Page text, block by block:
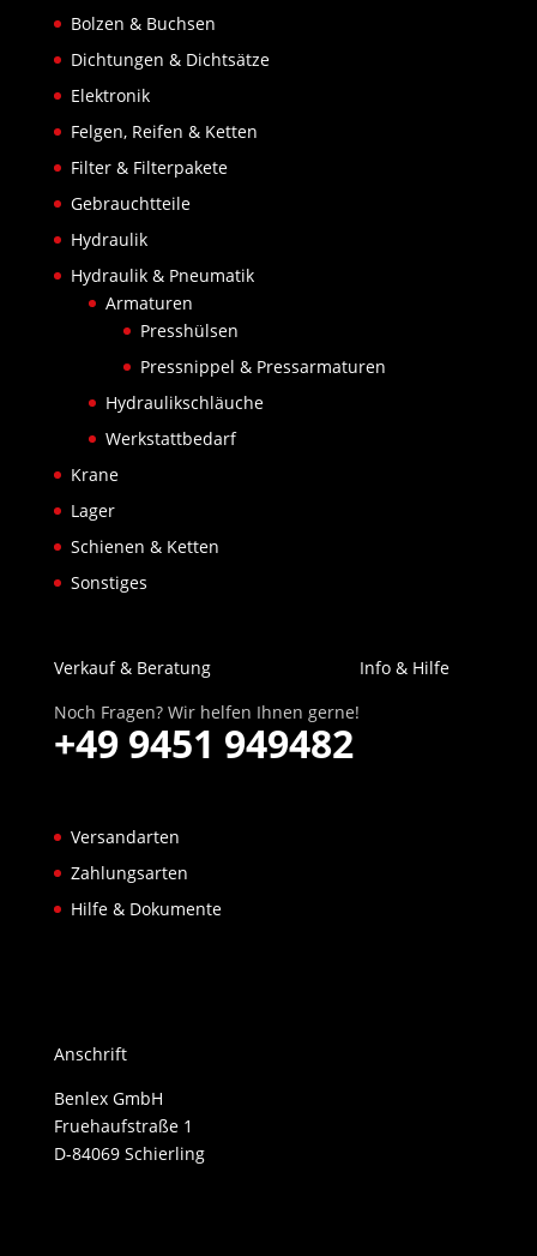
Bolzen & Buchsen
Dichtungen & Dichtsätze
Elektronik
Felgen, Reifen & Ketten
Filter & Filterpakete
Gebrauchtteile
Hydraulik
Hydraulik & Pneumatik
Armaturen
Presshülsen
Pressnippel & Pressarmaturen
Hydraulikschläuche
Werkstattbedarf
Krane
Lager
Schienen & Ketten
Sonstiges
Verkauf & Beratung
Noch Fragen? Wir helfen Ihnen gerne!
+49 9451 949482
Info & Hilfe
Versandarten
Zahlungsarten
Hilfe & Dokumente
Anschrift
Benlex GmbH
Fruehaufstraße 1
D-84069 Schierling